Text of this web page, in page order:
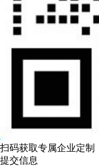
扫码获取专属企业定制
提交信息